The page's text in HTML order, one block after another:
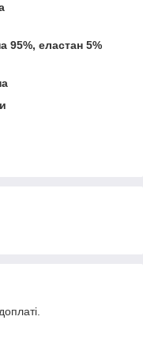
95%, еластан 5%